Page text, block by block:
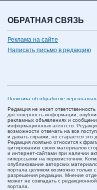
ОБРАТНАЯ СВЯЗЬ
Реклама на сайте
Написать письмо в редакцию
Политика об обработке
Редакция не несет ответственность
достоверность информации,
рекламных объявлениях и
информационных агентств.
возможности отвечать на все
и давать справки, но старается это
Редакция лояльно относится к
цитированию своих материалов
и интернет-сайтами при наличии
гиперссылки на первоисточник.
опубликование авторских
портала целиком возможно только
разрешения редакции. Мнение
может не совпадать с
портала.